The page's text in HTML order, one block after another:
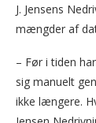
J. Jensens
mængder af
– Før i tiden
sig manuelt
ikke længere.